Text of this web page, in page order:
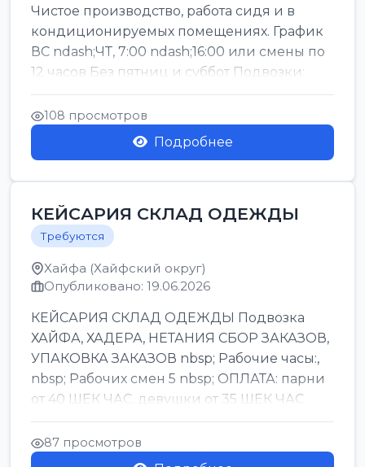
Чистое производство, работа сидя и в
кондиционируемых помещениях. График
ВС ndash;ЧТ, 7:00 ndash;16:00 или смены по
12 часов Без пятниц и суббот Подвозки:
Офаким, Нети...
108 просмотров
Подробнее
КЕЙСАРИЯ СКЛАД ОДЕЖДЫ
Требуются
Хайфа (Хайфский округ)
Опубликовано: 19.06.2026
КЕЙСАРИЯ СКЛАД ОДЕЖДЫ Подвозка
ХАЙФА, ХАДЕРА, НЕТАНИЯ СБОР ЗАКАЗОВ,
УПАКОВКА ЗАКАЗОВ nbsp; Рабочие часы:,
nbsp; Рабочих смен 5 nbsp; ОПЛАТА: парни
от 40 ШЕК ЧАС, девушки от 35 ШЕК ЧАС
БОНУСЫ 1500 ШЕК ...
87 просмотров